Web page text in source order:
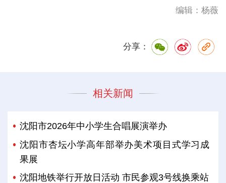
编辑：杨薇
分享：
相关新闻
沈阳市2026年中小学生合唱展演举办
沈阳市杏坛小学高年部举办美术项目式学习成
果展
沈阳地铁举行开放日活动 市民参观3号线换乘站